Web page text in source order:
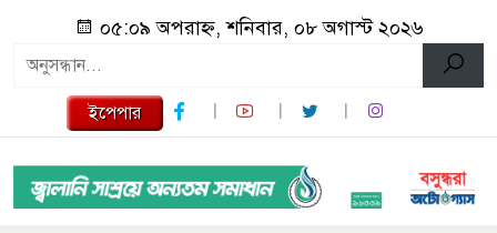
০৫:০৯ অপরাহ্ন, শনিবার, ০৮ অগাস্ট ২০২৬
ইপেপার